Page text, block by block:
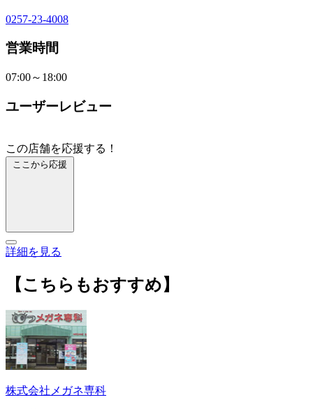
0257-23-4008
営業時間
07:00～18:00
ユーザーレビュー
この店舗を応援する！
ここから応援
詳細を見る
【こちらもおすすめ】
株式会社メガネ専科